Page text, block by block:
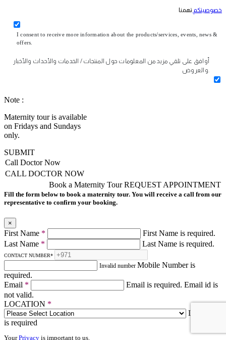
خصوصيتكم تهمنا
I consent to receive more information about the products/services, events, news &
offers.
أوافق على تلقي مزيد من المعلومات حول المنتجات / الخدمات والأحداث والأخبار
Note :
Maternity tour is available
on Fridays and Sundays
only.
SUBMIT
Call Doctor Now
CALL DOCTOR NOW
REQUEST APPOINTMENT
Book a Maternity Tour
Fill the form below to book a maternity tour. You will receive a call from our
representative to confirm your booking.
×
First Name *
First Name is required.
Last Name * Last Name is required.
CONTACT NUMBER*
Invalid number Mobile Number is
required.
Email * Email is required. Email id is
not valid.
LOCATION *
Location
is required
YourPrivacy is important to us.